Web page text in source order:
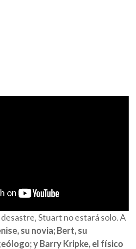
Stuart no estará solo. A
su novia; Bert, su
y Barry Kripke, el físico